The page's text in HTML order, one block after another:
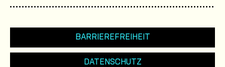
BARRIEREFREIHEIT
DATENSCHUTZ